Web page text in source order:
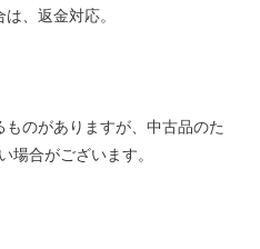
、返金対応。
のがありますが、中古品のた
場合がございます。